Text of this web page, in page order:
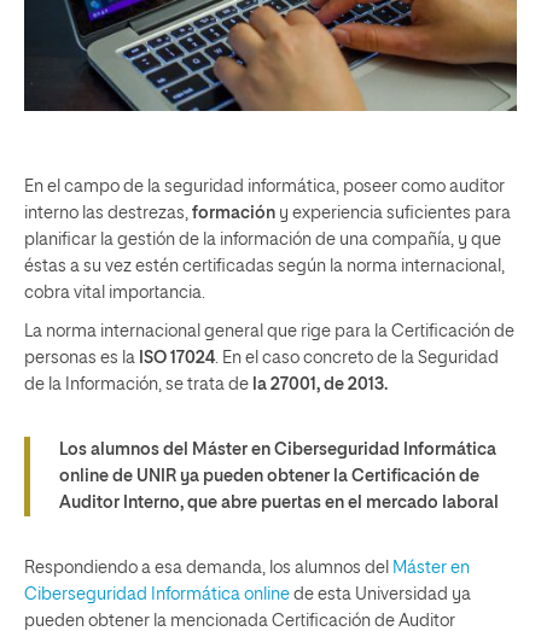
En el campo de la seguridad informática, poseer como auditor
interno las destrezas, formación y experiencia suficientes para
planificar la gestión de la información de una compañía, y que
éstas a su vez estén certificadas según la norma internacional,
cobra vital importancia.
La norma internacional general que rige para la Certificación de
personas es la ISO 17024 . En el caso concreto de la Seguridad
de la Información, se trata de la 27001, de 2013.
Los alumnos del Máster en Ciberseguridad Informática
online de UNIR ya pueden obtener la Certificación de
Auditor Interno, que abre puertas en el mercado laboral
Respondiendo a esa demanda, los alumnos del Máster en
Ciberseguridad Informática online de esta Universidad ya
pueden obtener la mencionada Certificación de Auditor